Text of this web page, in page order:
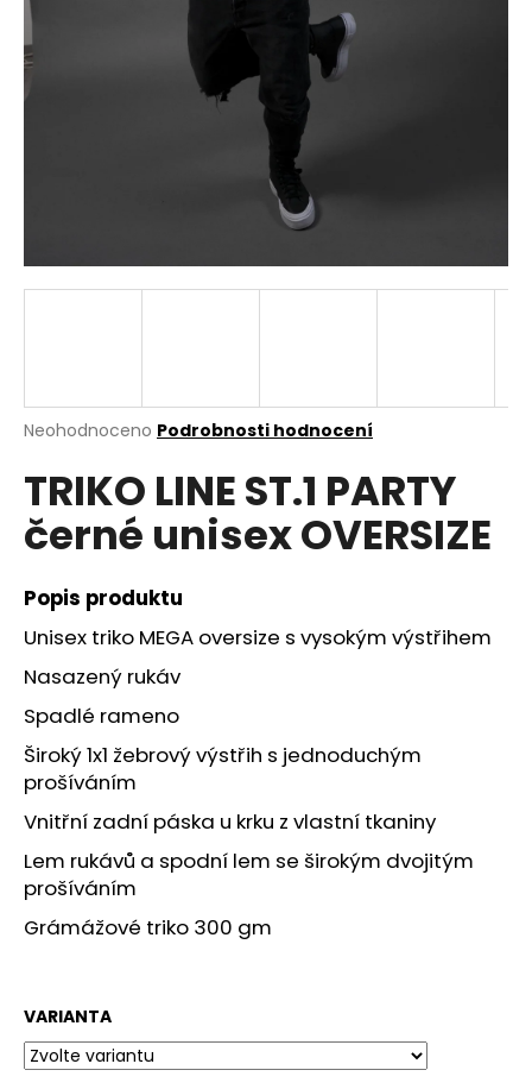
Průměrné
produktu
0,0
z
hvězdiček.
Neohodnoceno Podrobnosti hodnocení
TRIKO LINE ST.1 PARTY
černé unisex OVERSIZE
Popis produktu
Unisex triko MEGA oversize s vysokým výstřihem
Nasazený rukáv
Spadlé rameno
Široký 1x1 žebrový výstřih s jednoduchým
prošíváním
Vnitřní zadní páska u krku z vlastní tkaniny
Lem rukávů a spodní lem se širokým dvojitým
prošíváním
Grámážové triko 300 gm
VARIANTA
a
j
í
o
p
r
u
č
j
e
m
e
BEZSTAROSTNÉ
VRÁCENÍ
,,NO
STRESS
BERXÁKU"
40
Kč